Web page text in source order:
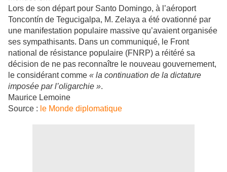
Lors de son départ pour Santo Domingo, à l’aéroport
Toncontín de Tegucigalpa, M. Zelaya a été ovationné par
une manifestation populaire massive qu’avaient organisée
ses sympathisants. Dans un communiqué, le Front
national de résistance populaire (FNRP) a réitéré sa
décision de ne pas reconnaître le nouveau gouvernement,
le considérant comme « la continuation de la dictature
imposée par l’oligarchie ».
Maurice Lemoine
Source : le Monde diplomatique